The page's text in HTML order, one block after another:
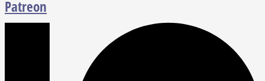
Patreon